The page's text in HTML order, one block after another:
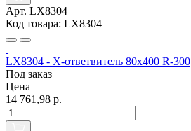
Арт. LX8304
Код товара: LX8304
LX8304 - Х-ответвитель 80х400 R-300
Под заказ
Цена
14 761,98 р.